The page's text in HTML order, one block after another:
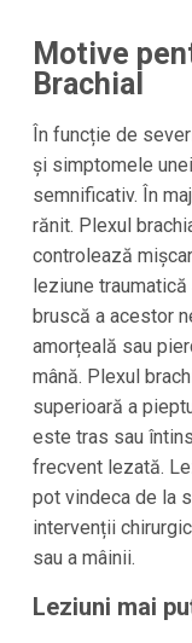
Motive
Brachial
În funcție de
și simptomele
semnificativ. În
rănit. Plexul
controlează
leziune
bruscă a acestor
amorțeală sau
mână. Plexul
superioară a
este tras sau
frecvent lezată.
pot vindeca de la
intervenții
sau a mâinii.
Leziuni mai